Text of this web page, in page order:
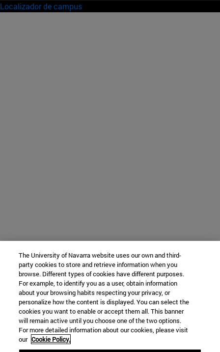
Localizador de campus
The University of Navarra website uses our own and third-
party cookies to store and retrieve information when you
browse. Different types of cookies have different purposes.
For example, to identify you as a user, obtain information
about your browsing habits respecting your privacy, or
personalize how the content is displayed. You can select the
cookies you want to enable or accept them all. This banner
will remain active until you choose one of the two options.
For more detailed information about our cookies, please visit
our Cookie Policy.